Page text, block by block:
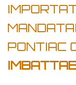
PONTIAC